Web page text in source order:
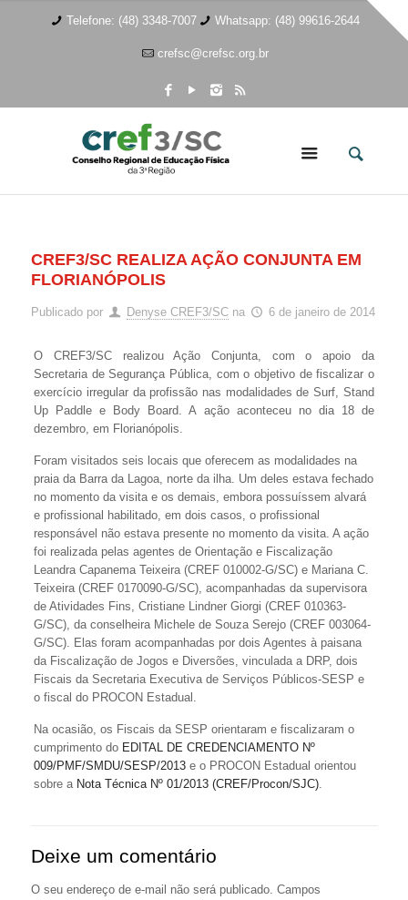
Telefone: (48) 3348-7007 Whatsapp: (48) 99616-2644
crefsc@crefsc.org.br
CREF3/SC REALIZA AÇÃO CONJUNTA EM
FLORIANÓPOLIS
Publicado por Denyse CREF3/SC na 6 de janeiro de 2014
O CREF3/SC realizou Ação Conjunta, com o apoio da
Secretaria de Segurança Pública, com o objetivo de fiscalizar o
exercício irregular da profissão nas modalidades de Surf, Stand
Up Paddle e Body Board. A ação aconteceu no dia 18 de
dezembro, em Florianópolis.
Foram visitados seis locais que oferecem as modalidades na
praia da Barra da Lagoa, norte da ilha. Um deles estava fechado
no momento da visita e os demais, embora possuíssem alvará
e profissional habilitado, em dois casos, o profissional
responsável não estava presente no momento da visita. A ação
foi realizada pelas agentes de Orientação e Fiscalização
Leandra Capanema Teixeira (CREF 010002-G/SC) e Mariana C.
Teixeira (CREF 0170090-G/SC), acompanhadas da supervisora
de Atividades Fins, Cristiane Lindner Giorgi (CREF 010363-
G/SC), da conselheira Michele de Souza Serejo (CREF 003064-
G/SC). Elas foram acompanhadas por dois Agentes à paisana
da Fiscalização de Jogos e Diversões, vinculada a DRP, dois
Fiscais da Secretaria Executiva de Serviços Públicos-SESP e
o fiscal do PROCON Estadual.
Na ocasião, os Fiscais da SESP orientaram e fiscalizaram o
cumprimento do EDITAL DE CREDENCIAMENTO Nº
009/PMF/SMDU/SESP/2013 e o PROCON Estadual orientou
sobre a Nota Técnica Nº 01/2013 (CREF/Procon/SJC).
Deixe um comentário
O seu endereço de e-mail não será publicado. Campos